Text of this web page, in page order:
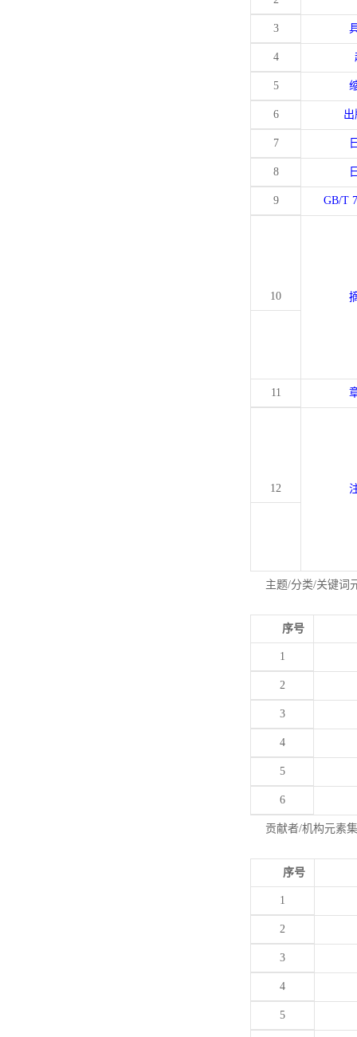
3
4
5
6
7
8
9 GB/T
10
11
12
主题/分类/关键词
序号
1
2
3
4
5
6
贡献者/机构元素
序号
1
2
3
4
5